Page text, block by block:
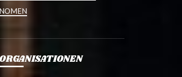
NOMEN
ORGANISATIONEN